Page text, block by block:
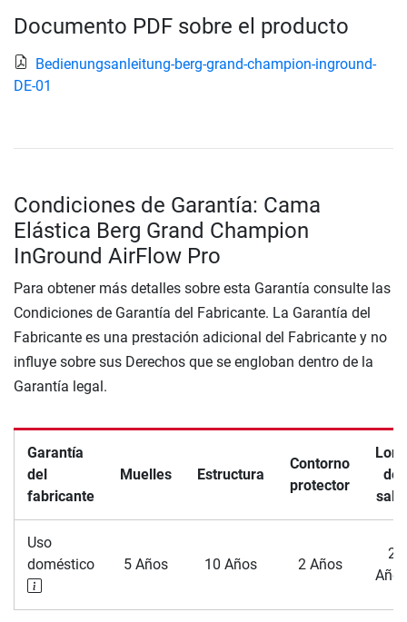
Documento PDF sobre el producto
Bedienungsanleitung-berg-grand-champion-inground-
DE-01
Condiciones de Garantía: Cama
Elástica Berg Grand Champion
InGround AirFlow Pro
Para obtener más detalles sobre esta Garantía consulte las
Condiciones de Garantía del Fabricante. La Garantía del
Fabricante es una prestación adicional del Fabricante y no
influye sobre sus Derechos que se engloban dentro de la
Garantía legal.
Garantía
del
fabricante
Muelles Estructura
Contorno
protector
Lona
de
salto
Uso
doméstico
5 Años 10 Años 2 Años
2
Años